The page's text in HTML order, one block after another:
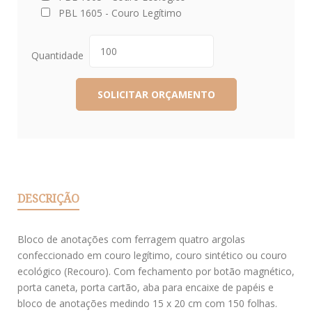
PBL 1605 - Couro Legítimo
Quantidade
DESCRIÇÃO
Bloco de anotações com ferragem quatro argolas
confeccionado em couro legítimo, couro sintético ou couro
ecológico (Recouro). Com fechamento por botão magnético,
porta caneta, porta cartão, aba para encaixe de papéis e
bloco de anotações medindo 15 x 20 cm com 150 folhas.